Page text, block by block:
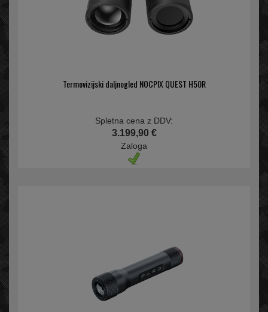
Termovizijski daljnogled NOCPIX QUEST H50R
Spletna cena z DDV:
3.199,90 €
Zaloga